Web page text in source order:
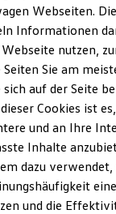
Webseiten.
Informationen
nutzen,
Seiten Sie am
sich auf der Seite
Cookies ist
und an Ihre
Inhalte
dazu verwendet,
und die